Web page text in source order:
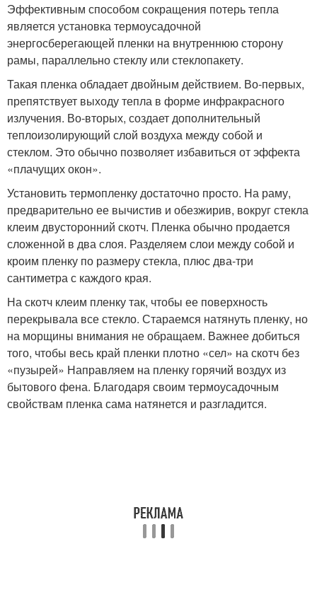
Эффективным способом сокращения потерь тепла
является установка термоусадочной
энергосберегающей пленки на внутреннюю сторону
рамы, параллельно стеклу или стеклопакету.
Такая пленка обладает двойным действием. Во-первых,
препятствует выходу тепла в форме инфракрасного
излучения. Во-вторых, создает дополнительный
теплоизолирующий слой воздуха между собой и
стеклом. Это обычно позволяет избавиться от эффекта
«плачущих окон».
Установить термопленку достаточно просто. На раму,
предварительно ее вычистив и обезжирив, вокруг стекла
клеим двусторонний скотч. Пленка обычно продается
сложенной в два слоя. Разделяем слои между собой и
кроим пленку по размеру стекла, плюс два-три
сантиметра с каждого края.
На скотч клеим пленку так, чтобы ее поверхность
перекрывала все стекло. Стараемся натянуть пленку, но
на морщины внимания не обращаем. Важнее добиться
того, чтобы весь край пленки плотно «сел» на скотч без
«пузырей» Направляем на пленку горячий воздух из
бытового фена. Благодаря своим термоусадочным
свойствам пленка сама натянется и разгладится.